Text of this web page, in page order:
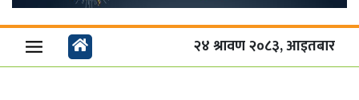
२४ श्रावण २०८३, आइतबार